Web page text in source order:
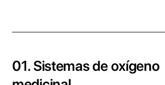
01. Sistemas de oxígeno